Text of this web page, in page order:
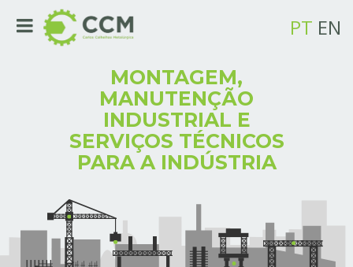
PT EN
MONTAGEM,
MANUTENÇÃO
INDUSTRIAL E
SERVIÇOS TÉCNICOS
PARA A INDÚSTRIA